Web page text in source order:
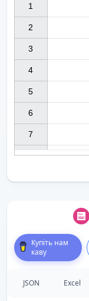
1
2
3
4
5
6
7
Купіть нам
каву
JSON Excel